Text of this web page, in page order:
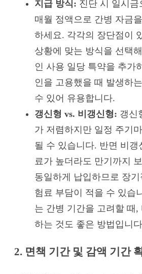
지급 방식: 진단 시 일시금
매월 정액으로 간병 자금
하세요. 각각의 장단점이
상황에 맞는 방식을 선택
인 사용 일당 특약을 추가
인을 고용했을 때 발생하
수 있어 유용합니다.
갱신형 vs. 비갱신형: 갱신
가 저렴하지만 일정 주기
될 수 있습니다. 반면 비갱
료가 높더라도 만기까지
동일하게 납입하므로 장
험료 부담이 적을 수 있습
는 간병 기간을 고려할 때,
하는 것도 좋은 방법입니
2. 면책 기간 및 감액 기간